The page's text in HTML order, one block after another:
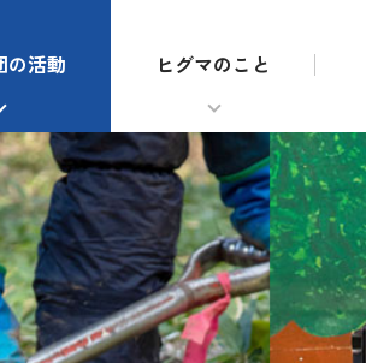
の活動 ヒグマのこと